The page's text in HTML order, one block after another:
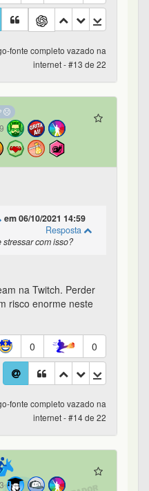
fonte completo vazado na
internet - #13 de 22
em 06/10/2021 14:59
Resposta
com isso?
na Twitch. Perder
risco enorme neste
0 0
fonte completo vazado na
internet - #14 de 22